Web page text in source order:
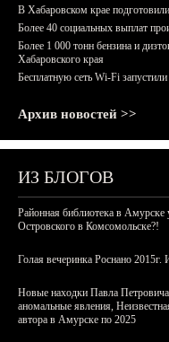
В Хабаровском крае
Более 40 социальных выплат
Более 1 000 тонн бензина и
Хабаровского края
Бесплатную сеть Wi-Fi
Архив новостей >>
ИЗ БЛОГОВ
Районная библиотека в Амурске
Островского в Комсомольске?!
Голая вечеринка Роснано 2015г.
Новые находки Павла
аномальные явления,
автора в Амурске по 2025